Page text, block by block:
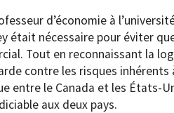
d’économie à
était nécessaire pour éviter
Tout en reconnaissant la
contre les risques
entre le Canada et les États-
aux deux pays.